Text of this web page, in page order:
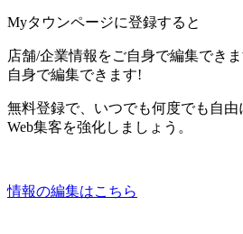
Myタウンページに登録すると
店舗/企業情報をご自身で編集でき
自身で編集できます!
無料登録で、いつでも何度でも自由
Web集客を強化しましょう。
情報の編集はこちら